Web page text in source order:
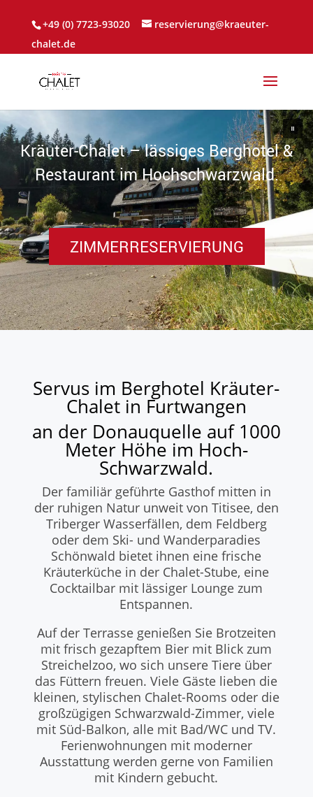
+49 (0) 7723-93020
reservierung@kraeuter-
chalet.de
ZIMMERRESERVIERUNG
Servus im Berghotel Kräuter-
Chalet in Furtwangen
an der Donauquelle auf 1000
Meter Höhe im Hoch-
Schwarzwald.
Der familiär geführte Gasthof mitten in
der ruhigen Natur unweit von Titisee, den
Triberger Wasserfällen, dem Feldberg
oder dem Ski- und Wanderparadies
Schönwald bietet ihnen eine frische
Kräuterküche in der Chalet-Stube, eine
Cocktailbar mit lässiger Lounge zum
Entspannen.
Auf der Terrasse genießen Sie Brotzeiten
mit frisch gezapftem Bier mit Blick zum
Streichelzoo, wo sich unsere Tiere über
das Füttern freuen. Viele Gäste lieben die
kleinen, stylischen Chalet-Rooms oder die
großzügigen Schwarzwald-Zimmer, viele
mit Süd-Balkon, alle mit Bad/WC und TV.
Ferienwohnungen mit moderner
Ausstattung werden gerne von Familien
mit Kindern gebucht.